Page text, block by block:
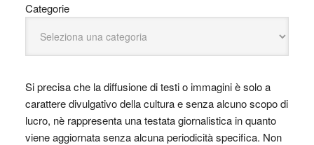
Categorie
Si precisa che la diffusione di testi o immagini è solo a
carattere divulgativo della cultura e senza alcuno scopo di
lucro, nè rappresenta una testata giornalistica in quanto
viene aggiornata senza alcuna periodicità specifica. Non